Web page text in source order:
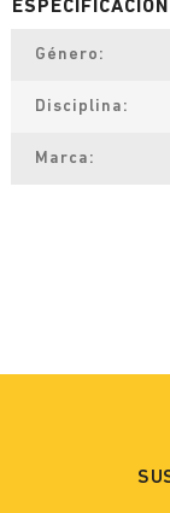
Género
Disciplina
Marca